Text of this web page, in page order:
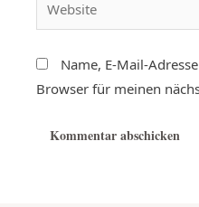
Name, E-Mail-
Browser für meinen